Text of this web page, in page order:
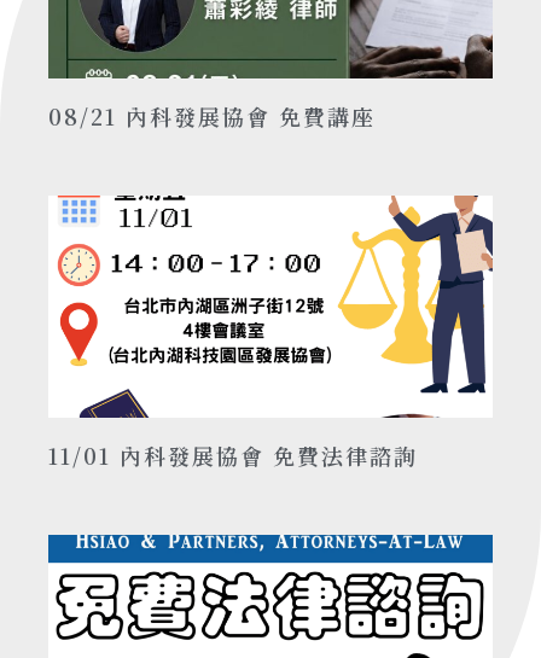
08/21 內科發展協會 免費講座
11/01 內科發展協會 免費法律諮詢